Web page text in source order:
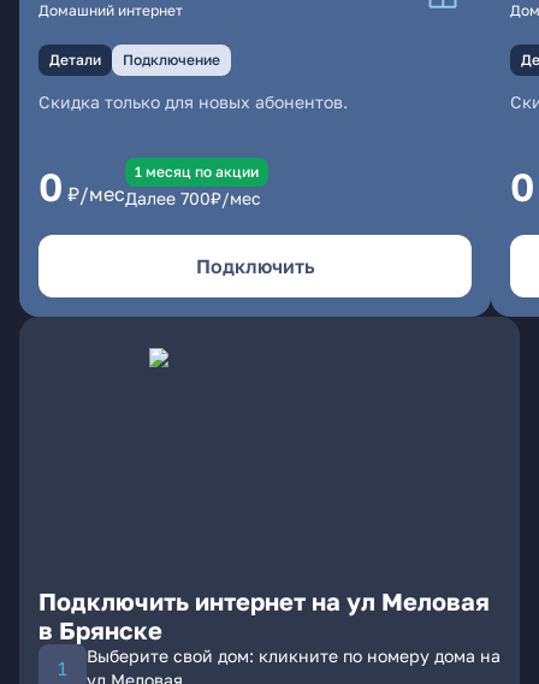
Домашний интернет
Детали Подключение
Скидка только для новых абонентов.
0 ₽/мес
1 месяц по акции
Далее 700₽/мес
Подключить
0
Подключить интернет на ул Меловая
в Брянске
Выберите свой дом: кликните по номеру дома на
ул Меловая